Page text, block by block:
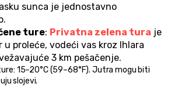
sunca je jednostavno
ture: Privatna zelena tura je
u proleće, vodeći vas kroz Ihlara
3 km pešačenje.
15–20°C (59–68°F). Jutra mogu biti
slojevi.